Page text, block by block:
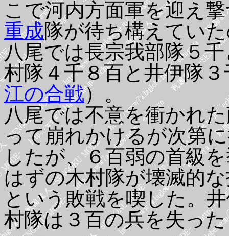
こで河内方面軍を迎え
重成隊が待ち構えてい
八尾では長宗我部隊５
村隊４千８百と井伊隊
江の合戦）。
八尾では不意を衝かれ
って崩れかけるが次第
したが、６百弱の首級
はずの木村隊が壊滅的
という敗戦を喫した。
村隊は３百の兵を失っ